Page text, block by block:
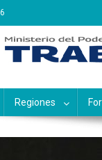
Regiones